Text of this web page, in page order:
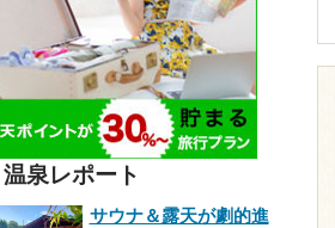
温泉レポート
サウナ＆露天が劇的進